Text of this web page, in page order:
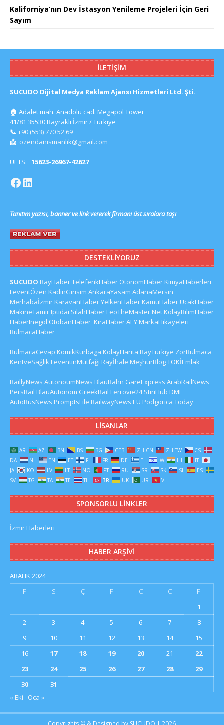
Kaliforniya’nın Dev İstasyon Yenileme Projeleri İçin Geri
Sayım
İLETIŞIM
SUCUDO Dijital Medya Reklam Ajansı Hizmetleri Ltd. Şti.
🏠 Adalet mah. Anadolu cad. Megapol Tower
41/81 35530 Bayraklı İzmir / Türkiye
📞 +90 (553) 770 52 69
📩 ozendanismanlik@gmail.com
UETS: 15623-26967-42627
Tanıtım yazısı, banner ve link vererek firmanı üst sıralara taşı
DESTEKLIYORUZ
SUCUDO RayHaberTeleferikHaber OtonomHaberKimyaHaberleri
LeventÖzen KadinGirisim AnkaraYasam AdanaMersin
MerhabaİzmirKaravanHaberYelkenHaberKamuHaberUcakHaber
MakineTamirIptidai SilahHaberLeoTheMaster.NetKolayBilimHaber
HaberInegol OtobanHaber KiraHaberAEYMarkaHikayeleri
BulmacaHaber
BulmacaCevap KomikKurbaga KolayHarita RayTurkiye ZorBulmaca
KentveSağlıkLeventinMutfağı Rayİhale MeşhurBlogTOKİEmlak
RaillyNews AutonoumNews BlauBahn GareExpress ArabRailNews
PersRail BlauAutonom GreekRail Ferrovie24 StiriHub DME
AutoRusNews PromptsFile RailwayNews EU Podgorica Today
LISANLAR
AR AZ BN BS BG CEB ZH-CN ZH-TW
CS
DA
NL EN ET FI FR DE EL IW HI
IT
JA
KO LV LT NO PT RU SR SK SL
ES
SV
TG TA TE TH TR UK UR VI
SPONSORLU LINKLER
İzmir Haberleri
HABER ARŞIVI
ARALIK 2024
P
S Ç P C C
P
1
2
3 4 5 6 7
8
9
10 11 12 13 14
15
16
17 18 19 20 21
22
23
24 25 26 27 28
29
30
31
« Eki
Oca »
Copyrights © & Designed by SUCUDO | 2026